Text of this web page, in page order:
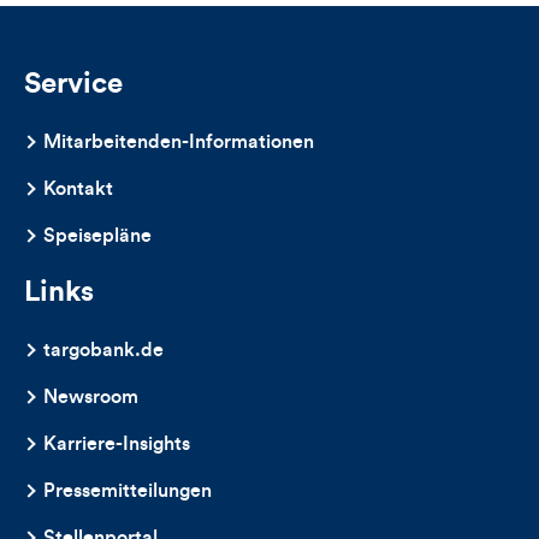
Kommentare
dieses
Artikels
Service
Mitarbeitenden-Informationen
Kontakt
Speisepläne
Links
targobank.de
Newsroom
Karriere-Insights
Pressemitteilungen